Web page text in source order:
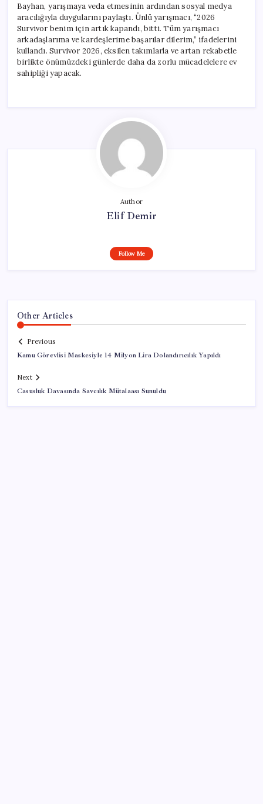
Bayhan, yarışmaya veda etmesinin ardından sosyal medya
aracılığıyla duygularını paylaştı. Ünlü yarışmacı, “2026
Survivor benim için artık kapandı, bitti. Tüm yarışmacı
arkadaşlarıma ve kardeşlerime başarılar dilerim,” ifadelerini
kullandı. Survivor 2026, eksilen takımlarla ve artan rekabetle
birlikte önümüzdeki günlerde daha da zorlu mücadelelere ev
sahipliği yapacak.
Author
Elif Demir
Follow Me
Other Articles
Previous
Kamu Görevlisi Maskesiyle 14 Milyon Lira Dolandırıcılık Yapıldı
Next
Casusluk Davasında Savcılık Mütalaası Sunuldu